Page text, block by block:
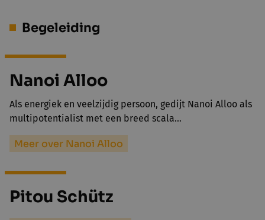
Begeleiding
Nanoi Alloo
Als energiek en veelzijdig persoon, gedijt Nanoi Alloo als
multipotentialist met een breed scala…
Meer over Nanoi Alloo
Pitou Schütz